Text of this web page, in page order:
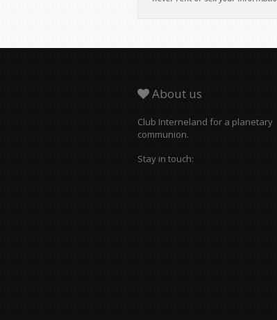
About us
Club Interneland for a planetary
communion.
Stay in touch: